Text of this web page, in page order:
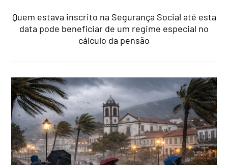
Quem estava inscrito na Segurança Social até esta
data pode beneficiar de um regime especial no
cálculo da pensão